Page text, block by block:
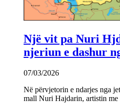
Një vit pa Nuri
njeriun e dashur
07/03/2026
Në përvjetorin e ndarjes nga
mall Nuri Hajdarin, artistin